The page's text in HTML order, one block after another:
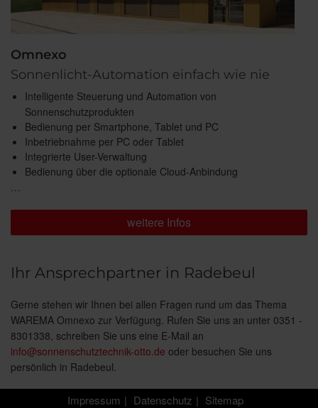
Omnexo
Sonnenlicht-Automation einfach wie nie
Intelligente Steuerung und Automation von
Sonnenschutzprodukten
Bedienung per Smartphone, Tablet und PC
Inbetriebnahme per PC oder Tablet
Integrierte User-Verwaltung
Bedienung über die optionale Cloud-Anbindung
…
weitere Infos
Ihr Ansprechpartner in Radebeul
Gerne stehen wir Ihnen bei allen Fragen rund um das Thema
WAREMA Omnexo zur Verfügung. Rufen Sie uns an unter 0351 -
8301338, schreiben Sie uns eine E-Mail an
info@sonnenschutztechnik-otto.de oder besuchen Sie uns
persönlich in Radebeul.
Impressum Datenschutz Sitemap